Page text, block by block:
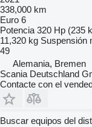
338,000 km
Euro 6
Potencia 320 Hp (235
11,320 kg Suspensión
49
Alemania, Bremen
Scania Deutschland
Contacte con el
Buscar equipos del